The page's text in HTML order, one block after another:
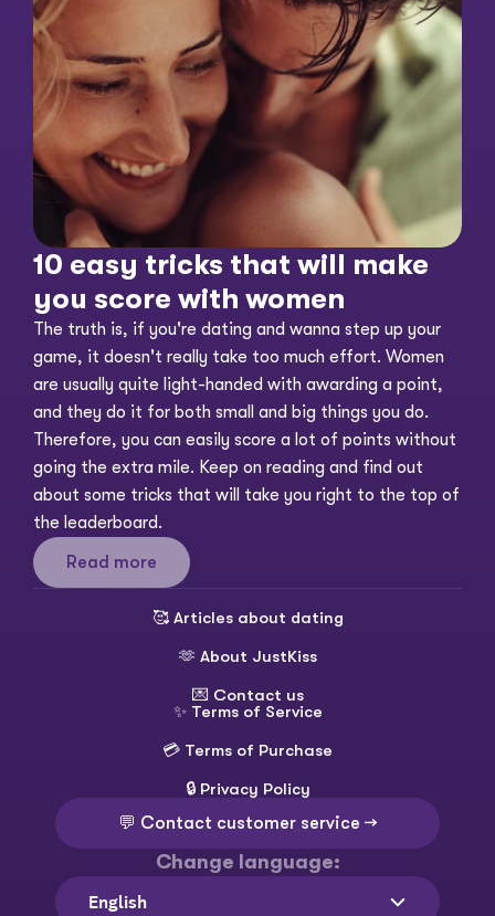
10 easy tricks that will make
you score with women
The truth is, if you're dating and wanna step up your
game, it doesn't really take too much effort. Women
are usually quite light-handed with awarding a point,
and they do it for both small and big things you do.
Therefore, you can easily score a lot of points without
going the extra mile. Keep on reading and find out
about some tricks that will take you right to the top of
the leaderboard.
Read more
🥰 Articles about dating
🫶 About JustKiss
💌 Contact us
✨ Terms of Service
💳 Terms of Purchase
🔒 Privacy Policy
💬 Contact customer service →
Change language:
Select Language
English